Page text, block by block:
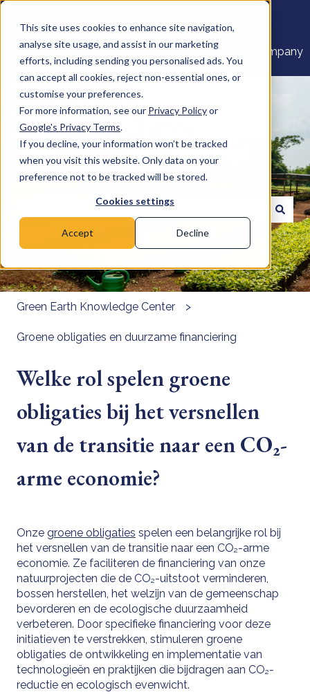
This site uses cookies to enhance site navigation,
analyse site usage, and assist in our marketing
efforts, including sending you personalised ads. You
can accept all cookies, reject non-essential ones, or
customise your preferences.
For more information, see our Privacy Policyor
Google's Privacy Terms.
If you decline, your information won’t be tracked
when you visit this website. Only data on your
preference not to be tracked will be stored.
Cookies settings
Accept Decline
Home Products Pricing Blog Company
Welkom bij het Kenniscentrum Green
Earth. Hoe kunnen we u helpen?
Er zijn geen suggesties want het zoekveld is leeg.
Green Earth Knowledge Center
Groene obligaties en duurzame financiering
Welke rol spelen groene
obligaties bij het versnellen
van de transitie naar een CO₂-
arme economie?
Onze groene obligaties spelen een belangrijke rol bij
het versnellen van de transitie naar een CO₂-arme
economie. Ze faciliteren de financiering van onze
natuurprojecten die de CO₂-uitstoot verminderen,
bossen herstellen, het welzijn van de gemeenschap
bevorderen en de ecologische duurzaamheid
verbeteren. Door specifieke financiering voor deze
initiatieven te verstrekken, stimuleren groene
obligaties de ontwikkeling en implementatie van
technologieën en praktijken die bijdragen aan CO₂-
reductie en ecologisch evenwicht.